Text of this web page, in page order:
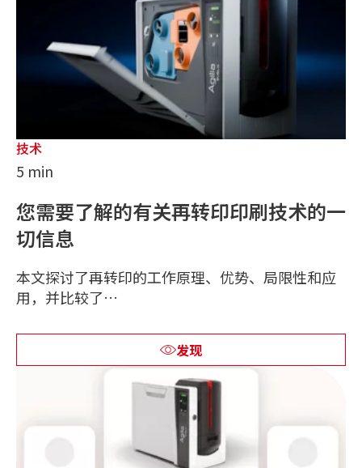
技术
5 min
您需要了解的有关再转印印刷技术的一
切信息
本文探讨了再转印的工作原理、优势、局限性和应
用，并比较了…
发现